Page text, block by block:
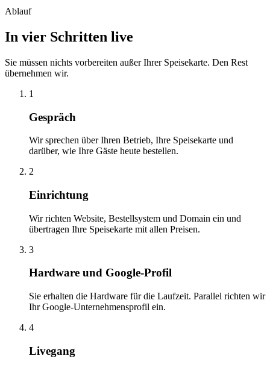
Ablauf
In vier Schritten live
Sie müssen nichts vorbereiten außer Ihrer Speisekarte. Den Rest
übernehmen wir.
1
Gespräch
Wir sprechen über Ihren Betrieb, Ihre Speisekarte und
darüber, wie Ihre Gäste heute bestellen.
2
Einrichtung
Wir richten Website, Bestellsystem und Domain ein und
übertragen Ihre Speisekarte mit allen Preisen.
3
Hardware und Google-Profil
Sie erhalten die Hardware für die Laufzeit. Parallel richten wir
Ihr Google-Unternehmensprofil ein.
4
Livegang